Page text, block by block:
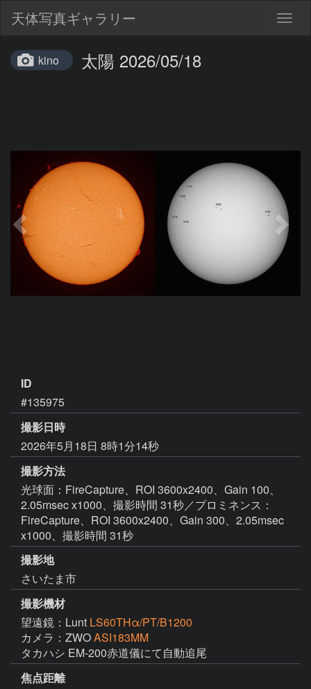
天体写真ギャラリー
kino 太陽 2026/05/18
ID
#135975
撮影日時
2026年5月18日 8時1分14秒
撮影方法
光球面：FireCapture、ROI 3600x2400、Gain 100、
2.05msec x1000、撮影時間 31秒／プロミネンス：
FireCapture、ROI 3600x2400、Gain 300、2.05msec
x1000、撮影時間 31秒
撮影地
さいたま市
撮影機材
望遠鏡：Lunt LS60THα/PT/B1200
カメラ：ZWOASI183MM
タカハシ EM-200赤道儀にて自動追尾
焦点距離